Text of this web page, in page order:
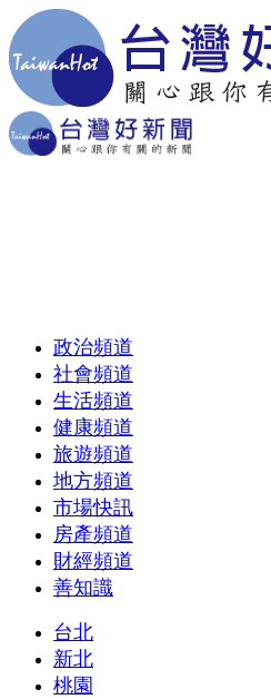
政治頻道
社會頻道
生活頻道
健康頻道
旅遊頻道
地方頻道
市場快訊
房產頻道
財經頻道
善知識
台北
新北
桃園